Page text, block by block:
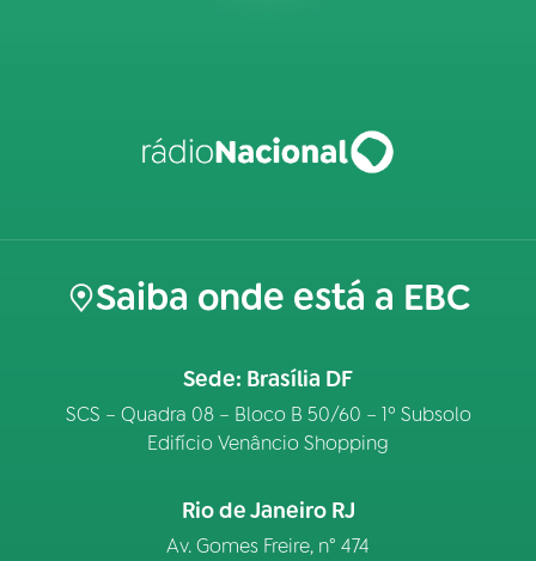
Saiba onde está a EBC
Sede: Brasília DF
SCS – Quadra 08 – Bloco B 50/60 – 1º Subsolo
Edifício Venâncio Shopping
Rio de Janeiro RJ
Av. Gomes Freire, n° 474